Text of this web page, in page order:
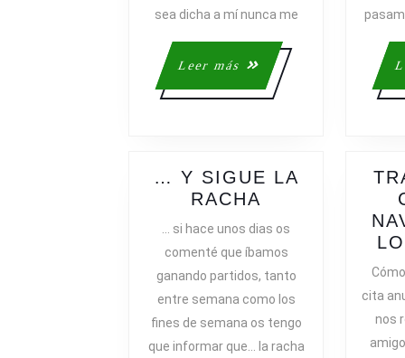
sea dicha a mí nunca me
Leer más
Leer
más
… Y SIGUE LA
RACHA
LA
RACHA
… si hace unos dias os
comenté que íbamos
ganando partidos, tanto
entre semana como los
fines de semana os tengo
que informar que… la racha
cita
nos